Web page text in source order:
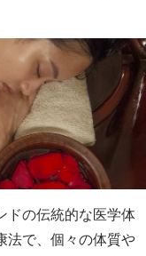
ドの伝統的な医学体
法で、個々の体質や